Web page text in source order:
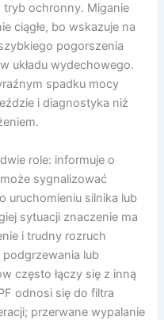
ochronny. Miganie
ciągłe, bo wskazuje na
pogorszenia
układu wydechowego.
spadku mocy
i diagnostyka niż
role: informuje o
sygnalizować
uruchomieniu silnika lub
sytuacji znaczenie ma
i trudny rozruch
podgrzewania lub
często łączy się z inną
odnosi się do filtra
przerwane wypalanie